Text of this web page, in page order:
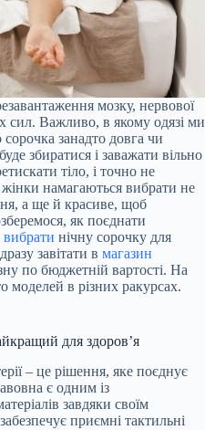
мозку, нервової
сил. Важливо, в якому одязі ми
занадто довга чи
збиратися і заважати вільно
тіло, і точно не
намагаються вибрати не
а ще й красиве, щоб
як поєднати
вибрати нічну сорочку для
завітати в магазин
по бюджетній вартості. На
моделей в різних ракурсах.
для здоров’я
– це рішення, яке поєднує
є одним із
завдяки своїм
приємні тактильні